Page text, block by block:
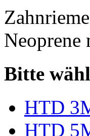
Neoprene
Bitte
HTD
HTD